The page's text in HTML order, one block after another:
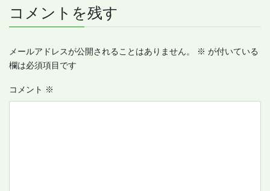
コメントを残す
メールアドレスが公開されることはありません。 ※ が付いている
欄は必須項目です
コメント ※